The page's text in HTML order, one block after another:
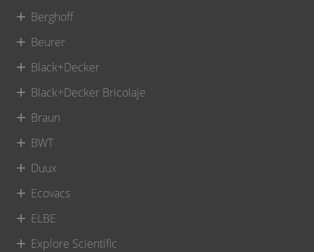
Berghoff
Beurer
Black+Decker
Black+Decker Bricolaje
Braun
BWT
Duux
Ecovacs
ELBE
Explore Scientific